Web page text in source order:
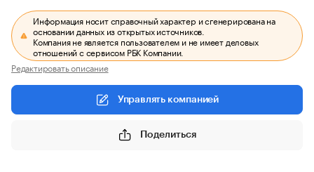
Информация носит справочный характер и сгенерирована на
основании данных из открытых источников.
Компания не является пользователем и не имеет деловых
отношений с сервисом РБК Компании.
Редактировать описание
Управлять компанией
Поделиться